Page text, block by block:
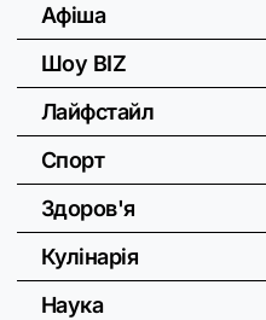
Афіша
Шоу BIZ
Лайфстайл
Спорт
Здоров'я
Кулінарія
Наука